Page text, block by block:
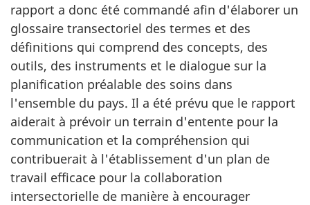
rapport a donc été commandé afin d'élaborer un
glossaire transectoriel des termes et des
définitions qui comprend des concepts, des
outils, des instruments et le dialogue sur la
planification préalable des soins dans
l'ensemble du pays. Il a été prévu que le rapport
aiderait à prévoir un terrain d'entente pour la
communication et la compréhension qui
contribuerait à l'établissement d'un plan de
travail efficace pour la collaboration
intersectorielle de manière à encourager